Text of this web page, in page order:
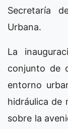
Secretaría
Urbana.
La
conjunto de
entorno
hidráulica de
sobre la